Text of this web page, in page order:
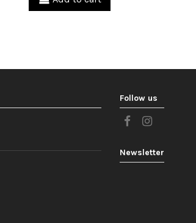
Follow us
Newsletter